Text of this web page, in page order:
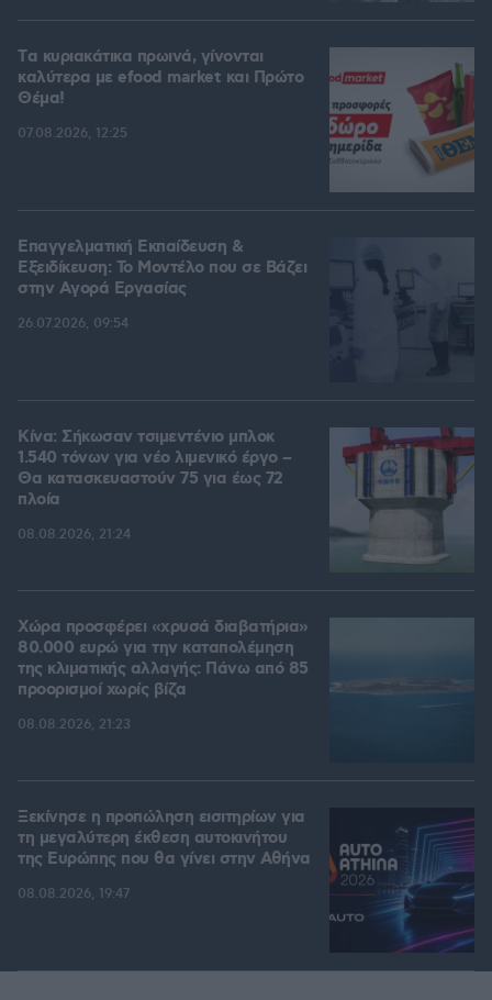
Tα κυριακάτικα πρωινά, γίνονται
καλύτερα με efood market και Πρώτο
Θέμα!
07.08.2026, 12:25
Επαγγελματική Εκπαίδευση &
Εξειδίκευση: Το Mοντέλο που σε Bάζει
στην Aγορά Eργασίας
26.07.2026, 09:54
Κίνα: Σήκωσαν τσιμεντένιο μπλοκ
1.540 τόνων για νέο λιμενικό έργο –
Θα κατασκευαστούν 75 για έως 72
πλοία
08.08.2026, 21:24
Χώρα προσφέρει «χρυσά διαβατήρια»
80.000 ευρώ για την καταπολέμηση
της κλιματικής αλλαγής: Πάνω από 85
προορισμοί χωρίς βίζα
08.08.2026, 21:23
Ξεκίνησε η προπώληση εισιτηρίων για
τη μεγαλύτερη έκθεση αυτοκινήτου
της Ευρώπης που θα γίνει στην Αθήνα
08.08.2026, 19:47